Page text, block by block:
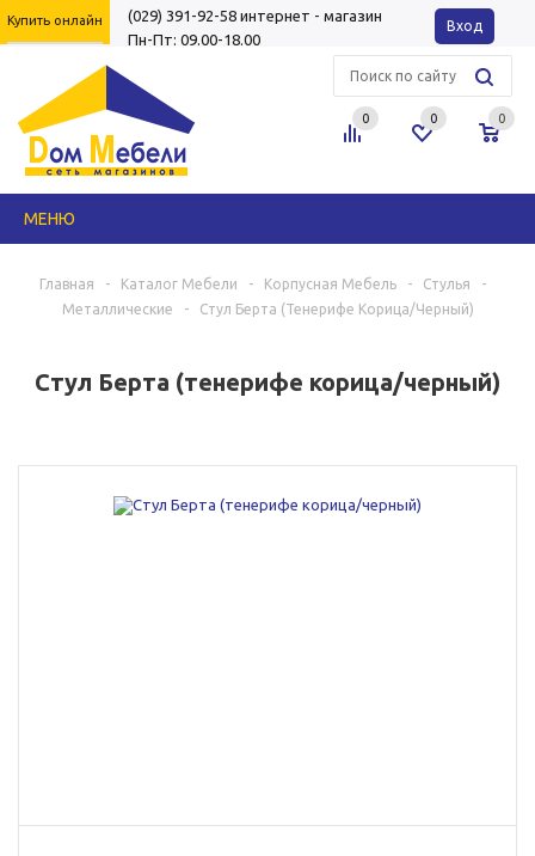
Купить онлайн Вход
(029) 391-92-58 интернет - магазин
Пн-Пт: 09.00-18.00
0 0 0
МЕНЮ
Главная - Каталог Мебели - Корпусная Мебель - Стулья
-
Металлические
- Стул Берта (тенерифе Корица/черный)
Стул Берта (тенерифе корица/черный)